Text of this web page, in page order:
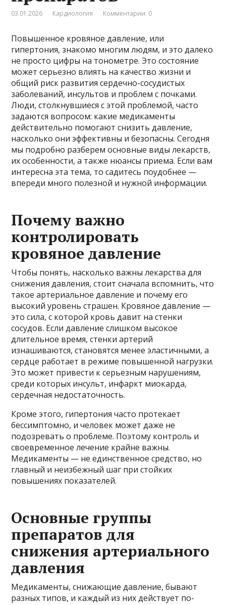
03.01.2026 Кардиология Комментарии: 0
Повышенное кровяное давление, или
гипертония, знакомо многим людям, и это далеко
не просто цифры на тонометре. Это состояние
может серьезно влиять на качество жизни и
общий риск развития сердечно-сосудистых
заболеваний, инсультов и проблем с почками.
Люди, столкнувшиеся с этой проблемой, часто
задаются вопросом: какие медикаменты
действительно помогают снизить давление,
насколько они эффективны и безопасны. Сегодня
мы подробно разберем основные виды лекарств,
их особенности, а также нюансы приема. Если вам
интересна эта тема, то садитесь поудобнее —
впереди много полезной и нужной информации.
Почему важно
контролировать
кровяное давление
Чтобы понять, насколько важны лекарства для
снижения давления, стоит сначала вспомнить, что
такое артериальное давление и почему его
высокий уровень страшен. Кровяное давление —
это сила, с которой кровь давит на стенки
сосудов. Если давление слишком высокое
длительное время, стенки артерий
изнашиваются, становятся менее эластичными, а
сердце работает в режиме повышенной нагрузки.
Это может привести к серьезным нарушениям,
среди которых инсульт, инфаркт миокарда,
сердечная недостаточность.
Кроме этого, гипертония часто протекает
бессимптомно, и человек может даже не
подозревать о проблеме. Поэтому контроль и
своевременное лечение крайне важны.
Медикаменты — не единственное средство, но
главный и неизбежный шаг при стойких
повышениях показателей.
Основные группы
препаратов для
снижения артериального
давления
Медикаменты, снижающие давление, бывают
разных типов, и каждый из них действует по-